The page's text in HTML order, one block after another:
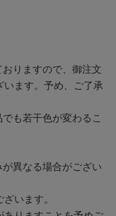
りますので、御注文
ます。予め、ご了承
も若干色が変わるこ
異なる場合がござい
います。